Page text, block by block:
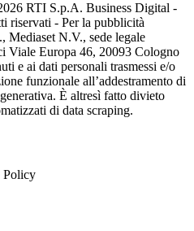
RTI S.p.A. Business Digital -
riservati - Per la pubblicità
N.V., sede legale
Viale Europa 46, 20093 Cologno
e ai dati personali trasmessi e/o
funzionale all’addestramento di
È altresì fatto divieto
di data scraping.
Policy